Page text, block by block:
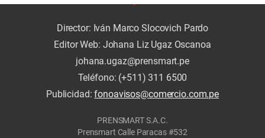
Director: Iván Marco Slocovich Pardo
Editor Web: Johana Liz Ugaz Oscanoa
johana.ugaz@prensmart.pe
Teléfono: (+511) 311 6500
Publicidad:fonoavisos@comercio.com.pe
PRENSMART S.A.C.
Prensmart Calle Paracas #532